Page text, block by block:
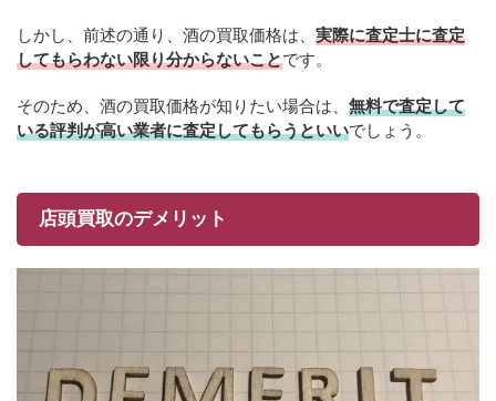
しかし、前述の通り、酒の買取価格は、 実際に査定士に査定
してもらわない限り分からないことです。
そのため、酒の買取価格が知りたい場合は、 無料で査定して
いる評判が高い業者に査定してもらうといいでしょう。
店頭買取のデメリット